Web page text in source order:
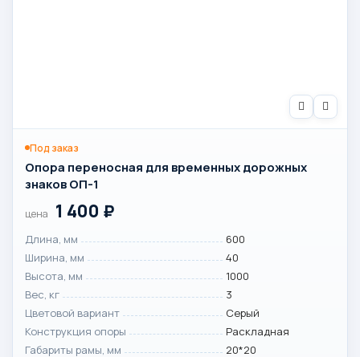
Под заказ
Опора переносная для временных дорожных
знаков ОП-1
цена 1 400 ₽
Длина, мм
600
Ширина, мм
40
Высота, мм
1000
Вес, кг
3
Цветовой вариант
Серый
Конструкция опоры
Раскладная
Габариты рамы, мм
20*20